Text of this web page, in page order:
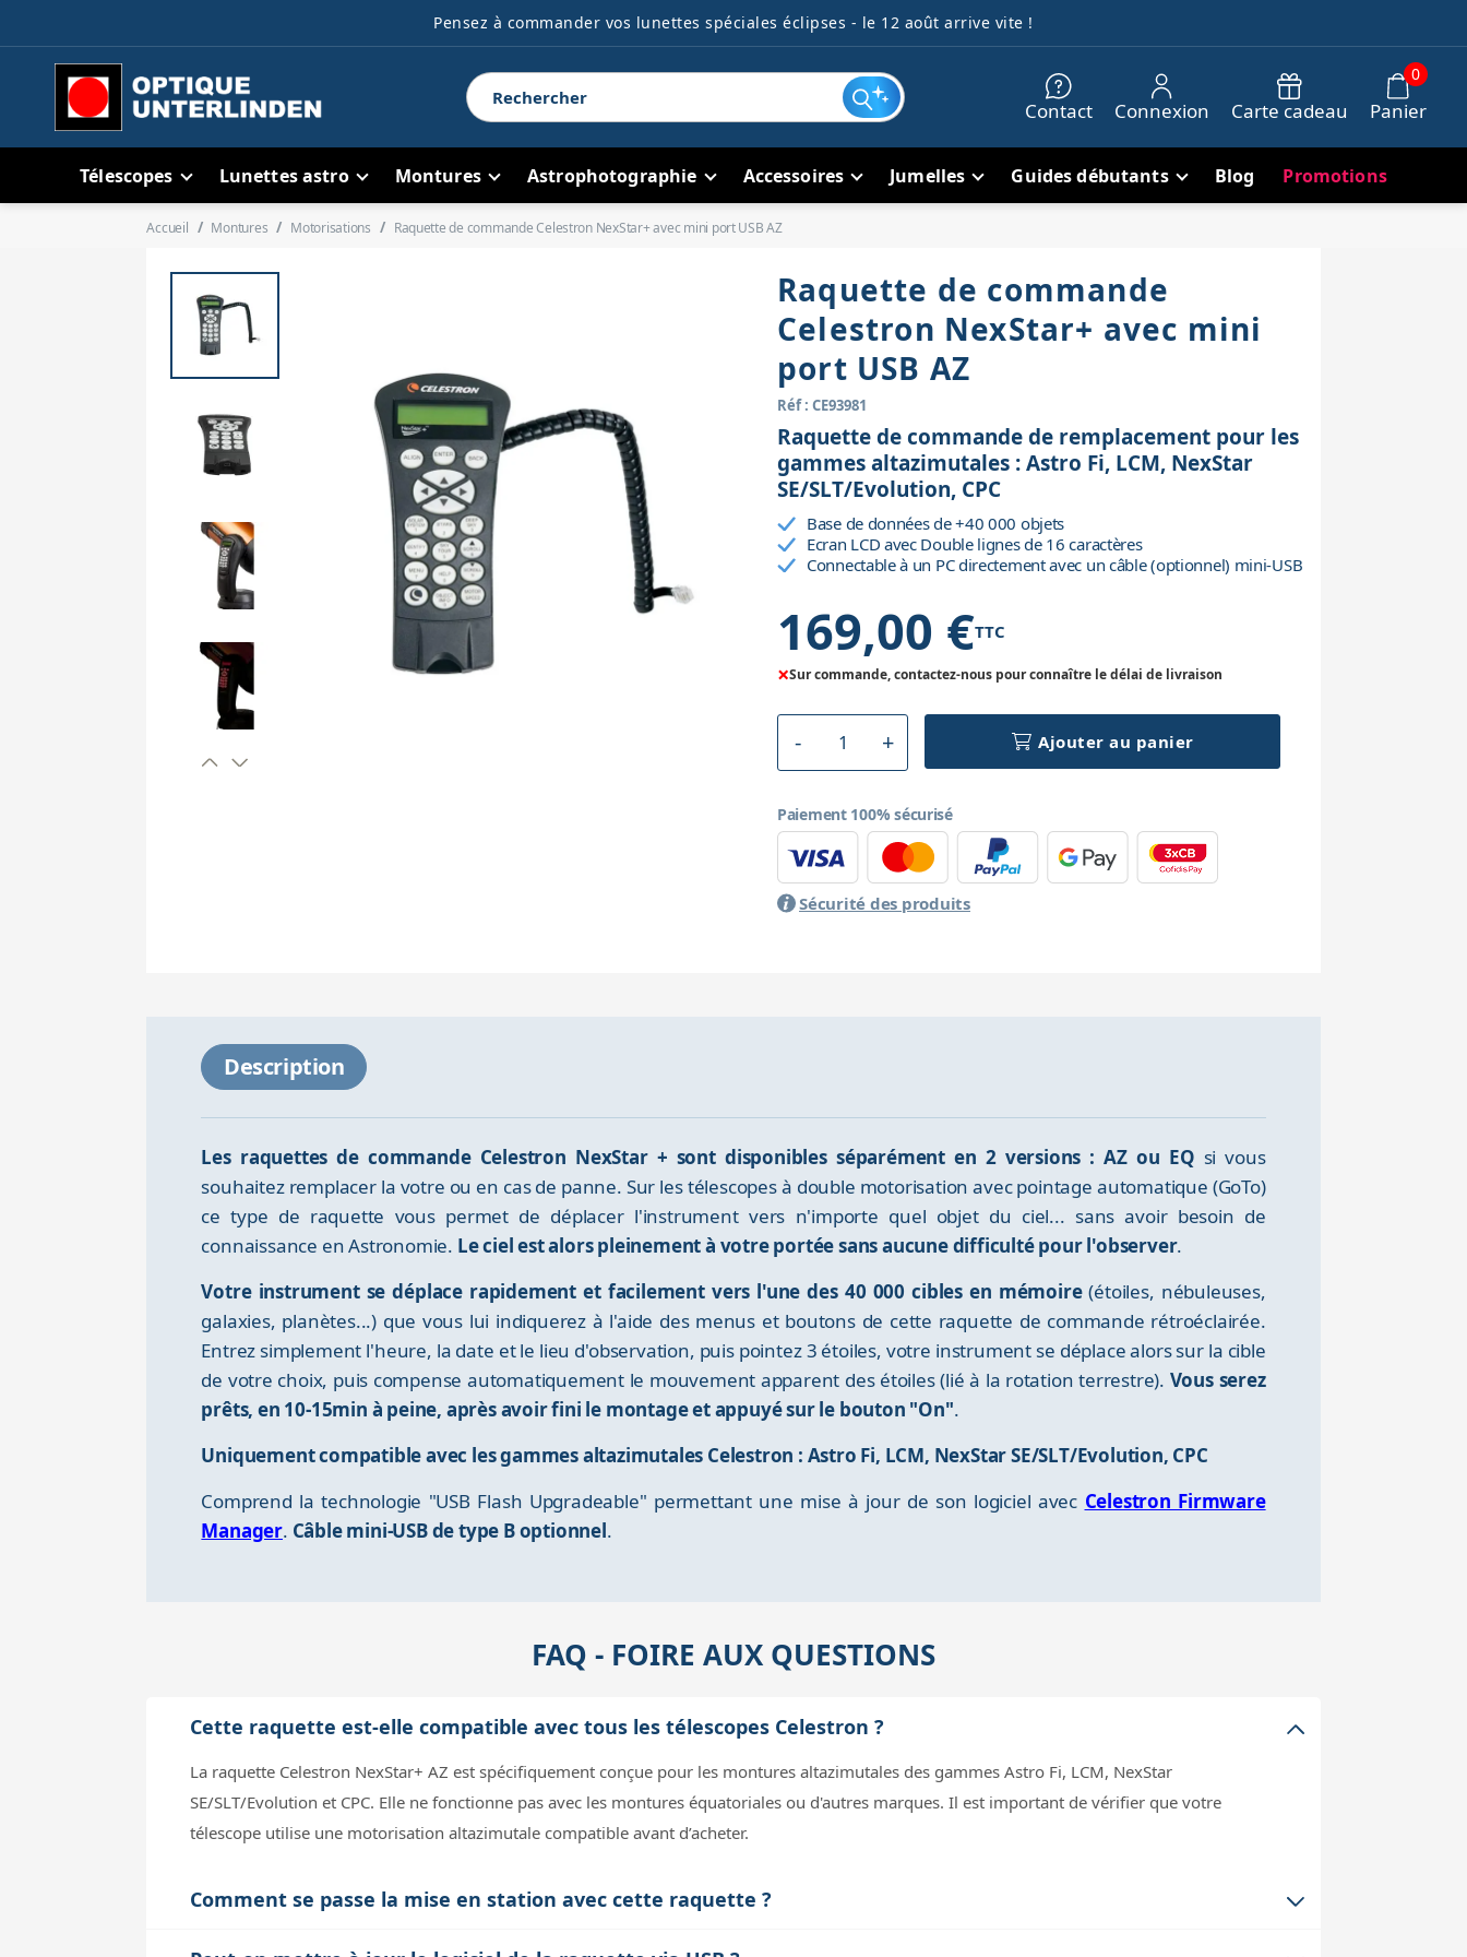
Pensez à commander vos lunettes spéciales éclipses - le 12 août arrive vite !
Contact Connexion Carte cadeau Panier
0
Télescopes Lunettes astro Montures Astrophotographie Accessoires Jumelles Guides débutants Blog Promotions
Accueil Montures Motorisations Raquette de commande Celestron NexStar+ avec mini port USB AZ
Raquette de commande
Celestron NexStar+ avec mini
port USB AZ
Réf : CE93981
Raquette de commande de remplacement pour les
gammes altazimutales : Astro Fi, LCM, NexStar
SE/SLT/Evolution, CPC
Base de données de +40 000 objets
Ecran LCD avec Double lignes de 16 caractères
Connectable à un PC directement avec un câble (optionnel) mini-USB
169,00 €TTC
×Sur commande, contactez-nous pour connaître le délai de livraison
Ajouter au panier
Paiement 100% sécurisé
Sécurité des produits
Description
Les raquettes de commande Celestron NexStar + sont disponibles séparément en 2 versions : AZ ou EQ si vous
souhaitez remplacer la votre ou en cas de panne. Sur les télescopes à double motorisation avec pointage automatique (GoTo)
ce type de raquette vous permet de déplacer l'instrument vers n'importe quel objet du ciel... sans avoir besoin de
connaissance en Astronomie. Le ciel est alors pleinement à votre portée sans aucune difficulté pour l'observer.
Votre instrument se déplace rapidement et facilement vers l'une des 40 000 cibles en mémoire(étoiles, nébuleuses,
galaxies, planètes...) que vous lui indiquerez à l'aide des menus et boutons de cette raquette de commande rétroéclairée.
Entrez simplement l'heure, la date et le lieu d'observation, puis pointez 3 étoiles, votre instrument se déplace alors sur la cible
de votre choix, puis compense automatiquement le mouvement apparent des étoiles (lié à la rotation terrestre). Vous serez
prêts, en 10-15min à peine, après avoir fini le montage et appuyé sur le bouton "On".
Uniquement compatible avec les gammes altazimutales Celestron : Astro Fi, LCM, NexStar SE/SLT/Evolution, CPC
Comprend la technologie "USB Flash Upgradeable" permettant une mise à jour de son logiciel avec Celestron Firmware
Manager. Câble mini-USB de type B optionnel.
FAQ - FOIRE AUX QUESTIONS
Cette raquette est-elle compatible avec tous les télescopes Celestron ?
La raquette Celestron NexStar+ AZ est spécifiquement conçue pour les montures altazimutales des gammes Astro Fi, LCM, NexStar
SE/SLT/Evolution et CPC. Elle ne fonctionne pas avec les montures équatoriales ou d'autres marques. Il est important de vérifier que votre
télescope utilise une motorisation altazimutale compatible avant d’acheter.
Comment se passe la mise en station avec cette raquette ?